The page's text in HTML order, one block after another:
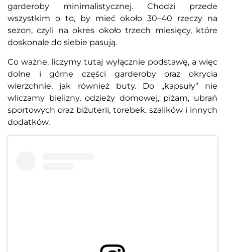
garderoby minimalistycznej. Chodzi przede
wszystkim o to, by mieć około 30–40 rzeczy na
sezon, czyli na okres około trzech miesięcy, które
doskonale do siebie pasują.
Co ważne, liczymy tutaj wyłącznie podstawę, a więc
dolne i górne części garderoby oraz okrycia
wierzchnie, jak również buty. Do „kapsuły” nie
wliczamy bielizny, odzieży domowej, piżam, ubrań
sportowych oraz biżuterii, torebek, szalików i innych
dodatków.